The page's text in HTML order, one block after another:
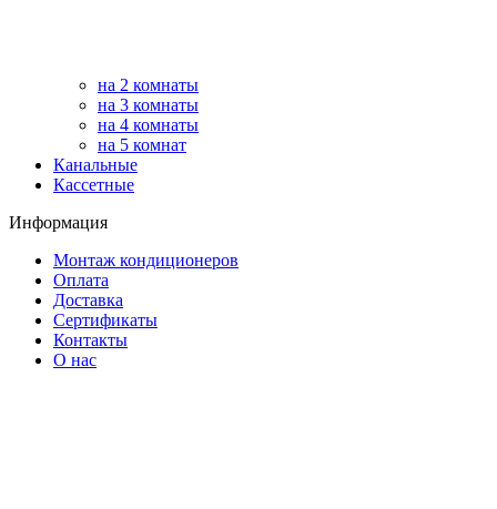
на 2 комнаты
на 3 комнаты
на 4 комнаты
на 5 комнат
Канальные
Кассетные
Информация
Монтаж кондиционеров
Оплата
Доставка
Сертификаты
Контакты
О нас